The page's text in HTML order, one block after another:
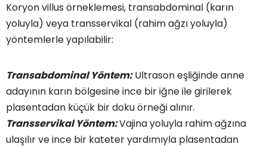
Koryon villus örneklemesi, transabdominal (karın
yoluyla) veya transservikal (rahim ağzı yoluyla)
yöntemlerle yapılabilir:
Transabdominal Yöntem:Ultrason eşliğinde anne
adayının karın bölgesine ince bir iğne ile girilerek
plasentadan küçük bir doku örneği alınır.
Transservikal Yöntem:Vajina yoluyla rahim ağzına
ulaşılır ve ince bir kateter yardımıyla plasentadan